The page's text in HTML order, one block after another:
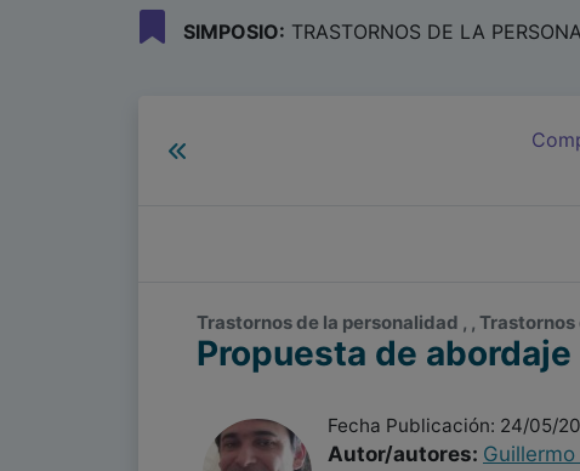
SIMPOSIO: TRASTORNOS DE LA
Trastornos de la personalidad , ,
Propuesta de
Fecha Publicación: 24/05/
Autor/autores: